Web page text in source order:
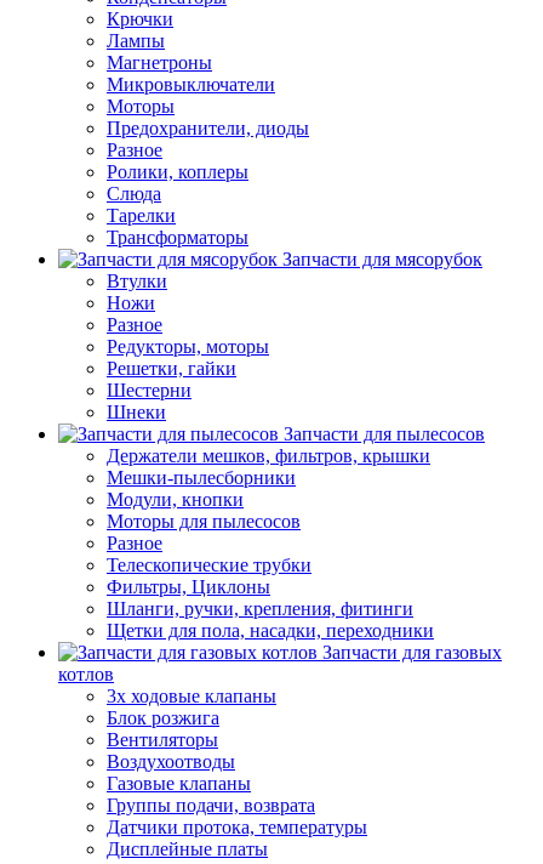
Крючки
Лампы
Магнетроны
Микровыключатели
Моторы
Предохранители, диоды
Разное
Ролики, коплеры
Слюда
Тарелки
Трансформаторы
Запчасти для мясорубок
Втулки
Ножи
Разное
Редукторы, моторы
Решетки, гайки
Шестерни
Шнеки
Запчасти для пылесосов
Держатели мешков, фильтров, крышки
Мешки-пылесборники
Модули, кнопки
Моторы для пылесосов
Разное
Телескопические трубки
Фильтры, Циклоны
Шланги, ручки, крепления, фитинги
Щетки для пола, насадки, переходники
Запчасти для газовых
котлов
3х ходовые клапаны
Блок розжига
Вентиляторы
Воздухоотводы
Газовые клапаны
Группы подачи, возврата
Датчики протока, температуры
Дисплейные платы